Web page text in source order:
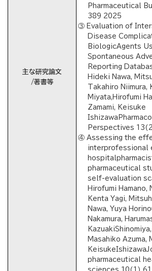
主な研究論文
/著書等
Pharmaceutical
389 2025
③ Evaluation of
Disease
BiologicAgents
Spontaneous
Reporting
Hideki Nawa,
Takahiro Niimura,
Miyata,Hirofumi
Zamami, Keisuke
Perspectives
④ Assessing the
interprofessional
pharmaceutical
self-evaluation
Hirofumi Hamano,
Kenta Yagi,
Nawa, Yuya
Nakamura,
Masahiko Azuma,
pharmaceutical